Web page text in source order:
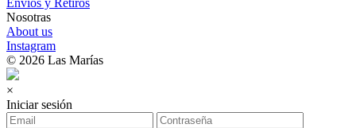
Envíos y Retiros
Nosotras
About us
Instagram
© 2026 Las Marías
×
Iniciar sesión